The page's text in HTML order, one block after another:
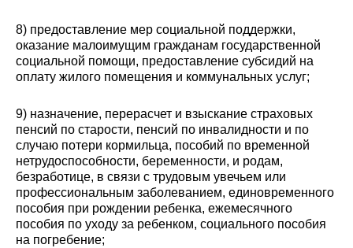
8) предоставление мер социальной поддержки,
оказание малоимущим гражданам государственной
социальной помощи, предоставление субсидий на
оплату жилого помещения и коммунальных услуг;
9) назначение, перерасчет и взыскание страховых
пенсий по старости, пенсий по инвалидности и по
случаю потери кормильца, пособий по временной
нетрудоспособности, беременности, и родам,
безработице, в связи с трудовым увечьем или
профессиональным заболеванием, единовременного
пособия при рождении ребенка, ежемесячного
пособия по уходу за ребенком, социального пособия
на погребение;